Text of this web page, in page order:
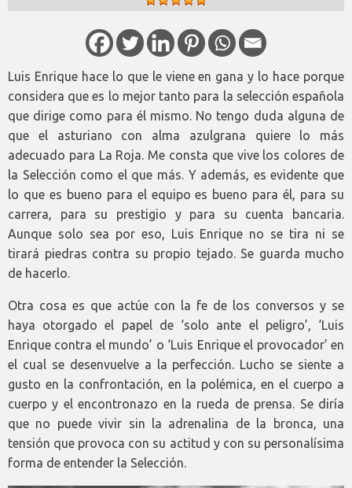
Luis Enrique hace lo que le viene en gana y lo hace porque
considera que es lo mejor tanto para la selección española
que dirige como para él mismo. No tengo duda alguna de
que el asturiano con alma azulgrana quiere lo más
adecuado para La Roja. Me consta que vive los colores de
la Selección como el que más. Y además, es evidente que
lo que es bueno para el equipo es bueno para él, para su
carrera, para su prestigio y para su cuenta bancaria.
Aunque solo sea por eso, Luis Enrique no se tira ni se
tirará piedras contra su propio tejado. Se guarda mucho
de hacerlo.
Otra cosa es que actúe con la fe de los conversos y se
haya otorgado el papel de ‘solo ante el peligro’, ‘Luis
Enrique contra el mundo’ o ‘Luis Enrique el provocador’ en
el cual se desenvuelve a la perfección. Lucho se siente a
gusto en la confrontación, en la polémica, en el cuerpo a
cuerpo y el encontronazo en la rueda de prensa. Se diría
que no puede vivir sin la adrenalina de la bronca, una
tensión que provoca con su actitud y con su personalísima
forma de entender la Selección.